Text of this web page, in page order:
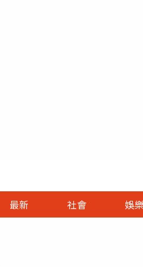
最新 社會 娛樂
娛樂首頁
即時
財經首頁
熱線
政